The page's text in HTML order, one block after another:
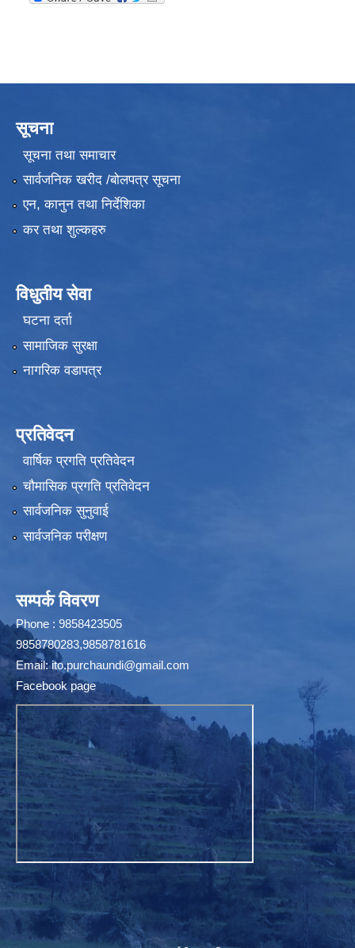
सूचना
सूचना तथा समाचार
सार्वजनिक खरीद /बोलपत्र सूचना
एन, कानुन तथा निर्देशिका
कर तथा शुल्कहरु
विधुतीय सेवा
घटना दर्ता
सामाजिक सुरक्षा
नागरिक वडापत्र
प्रतिवेदन
वार्षिक प्रगति प्रतिवेदन
चौमासिक प्रगति प्रतिवेदन
सार्वजनिक सुनुवाई
सार्वजनिक परीक्षण
सम्पर्क विवरण
Phone : 9858423505
9858780283,9858781616
Email:ito.purchaundi@gmail.com
Facebook page